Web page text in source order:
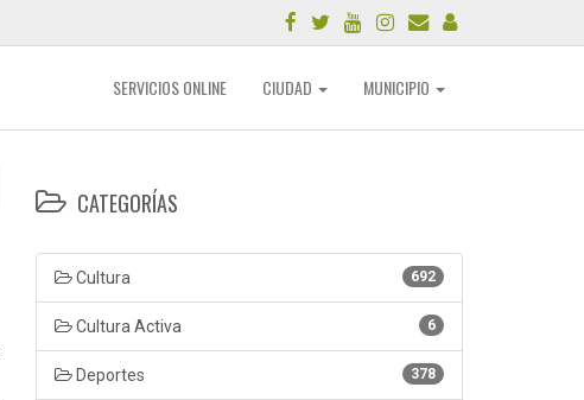
SERVICIOS ONLINE CIUDAD MUNICIPIO
CATEGORÍAS
692
Cultura
6
Cultura Activa
378
Deportes